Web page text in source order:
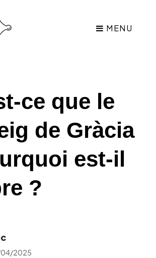
MENU
ce que le
de Gràcia
est-il
?
2025